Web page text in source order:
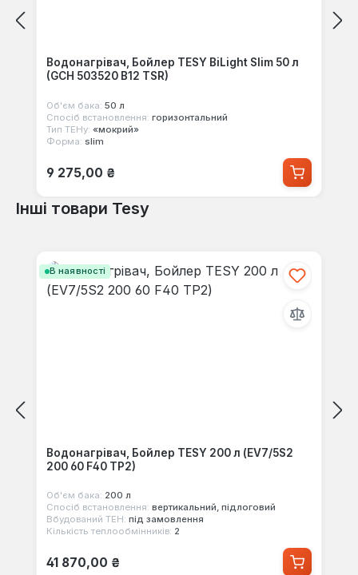
Водонагрівач, Бойлер TESY BiLight Slim 50 л
(GCH 503520 B12 TSR)
Об'єм бака: 50 л
Спосіб встановлення: горизонтальний
Тип ТЕНу: «мокрий»
Форма: slim
Звичайна ціна:
9 275,00 ₴
Інші товари Tesy
В наявності
Водонагрівач, Бойлер TESY 200 л (EV7/5S2
200 60 F40 TP2)
Об'єм бака: 200 л
Спосіб встановлення: вертикальний, підлоговий
Вбудований ТЕН: під замовлення
Кількість теплообмінників: 2
Звичайна ціна:
41 870,00 ₴